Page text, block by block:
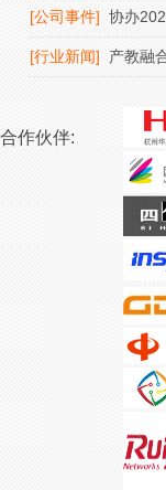
[公司事件] 协办
[行业新闻] 产教融
合作伙伴: